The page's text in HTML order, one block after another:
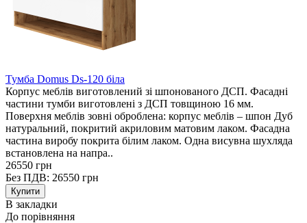
Тумба Domus Ds-120 біла
Корпус меблів виготовлений зі шпонованого ДСП. Фасадні
частини тумби виготовлені з ДСП товщиною 16 мм.
Поверхня меблів зовні оброблена: корпус меблів – шпон Дуб
натуральний, покритий акриловим матовим лаком. Фасадна
частина виробу покрита білим лаком. Одна висувна шухляда
встановлена на напра..
26550 грн
Без ПДВ: 26550 грн
В закладки
До порівняння